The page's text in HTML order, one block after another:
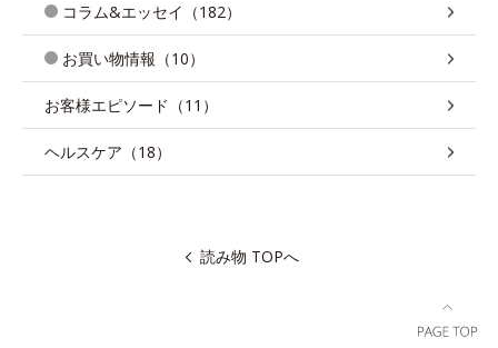
コラム&エッセイ（182）
お買い物情報（10）
お客様エピソード（11）
ヘルスケア（18）
読み物 TOPへ